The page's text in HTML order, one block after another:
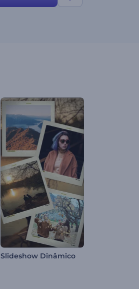
Slideshow Dinâmico